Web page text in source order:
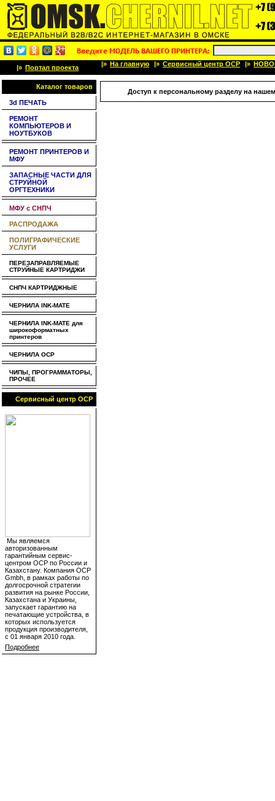
|» Портал проекта |» На главную |» Сервисный центр OCP |»
Каталог товаров
3d ПЕЧАТЬ
РЕМОНТ
КОМПЬЮТЕРОВ И
НОУТБУКОВ
РЕМОНТ ПРИНТЕРОВ И
МФУ
ЗАПАСНЫЕ ЧАСТИ ДЛЯ
СТРУЙНОЙ
ОРГТЕХНИКИ
МФУ с СНПЧ
РАСПРОДАЖА
ПОЛИГРАФИЧЕСКИЕ
УСЛУГИ
ПЕРЕЗАПРАВЛЯЕМЫЕ
СТРУЙНЫЕ КАРТРИДЖИ
СНПЧ КАРТРИДЖНЫЕ
ЧЕРНИЛА INK-MATE
ЧЕРНИЛА INK-MATE для
широкоформатных
принтеров
ЧЕРНИЛА OCP
ЧИПЫ, ПРОГРАММАТОРЫ,
ПРОЧЕЕ
Сервисный центр OCP
Мы являемся
авторизованным
гарантийным сервис-
центром OCP по России и
Казахстану. Компания OCP
Gmbh, в рамках работы по
долгосрочной стратегии
развития на рынке России,
Казахстана и Украины,
запускает гарантию на
печатающие устройства, в
которых используется
продукция производителя,
с 01 января 2010 года.
Подробнее
Доступ к персональному разделу на